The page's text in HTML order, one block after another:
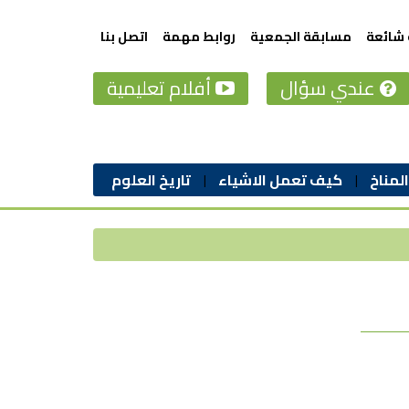
كيف تعمل الاشياء تاريخ العلوم
أفلام تعليمية عندي سؤال
شائعة مسابقة الجمعية روابط مهمة اتصل بنا